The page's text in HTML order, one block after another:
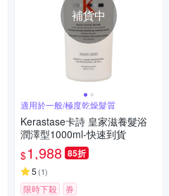
補貨中
適用於一般/極度乾燥髮質
Kerastase卡詩 皇家滋養髮浴
潤澤型1000ml-快速到貨
$1,988 85折
5 (1)
限時下殺 券